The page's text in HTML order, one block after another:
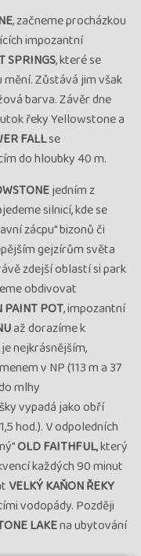
, začneme procházkou
impozantní
SPRINGS, které se
Zůstává jim však
barva. Závěr dne
řeky Yellowstone a
FALLse
do hloubky 40 m.
jedním z
silnicí, kde se
zácpu" bizonů či
gejzírům světa
zdejší oblastí si park
obdivovat
PAINT POT, impozantní
až dorazíme k
nejkrásnějším,
v NP (113 m a 37
mlhy
vypadá jako obří
hod.). V odpoledních
OLD FAITHFUL, který
každých 90 minut
VELKÝ KAŇON ŘEKY
vodopády. Později
LAKEna ubytování